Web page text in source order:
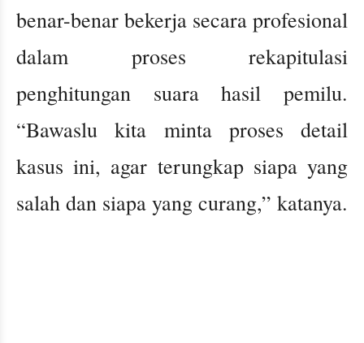
benar-benar bekerja secara profesional
dalam proses rekapitulasi
penghitungan suara hasil pemilu.
“Bawaslu kita minta proses detail
kasus ini, agar terungkap siapa yang
salah dan siapa yang curang,” katanya.